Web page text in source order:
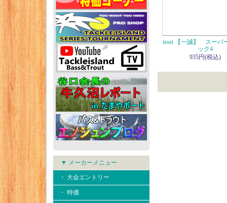
▼ メーカーメニュー
・ 大会エントリー
・ 特価
issei 【一誠】 スーパ
ック4
935円(税込)